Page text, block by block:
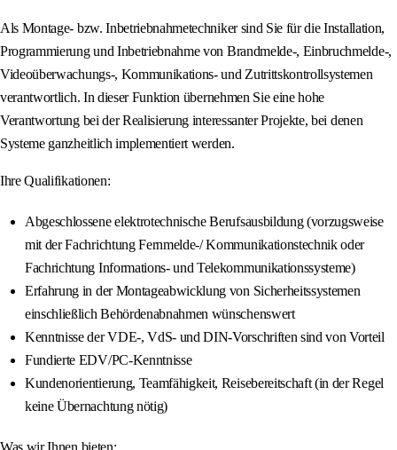
Als Montage- bzw. Inbetriebnahmetechniker sind Sie für die Installation,
Programmierung und Inbetriebnahme von Brandmelde-, Einbruchmelde-,
Videoüberwachungs-, Kommunikations- und Zutrittskontrollsystemen
verantwortlich. In dieser Funktion übernehmen Sie eine hohe
Verantwortung bei der Realisierung interessanter Projekte, bei denen
Systeme ganzheitlich implementiert werden.
Ihre Qualifikationen:
Abgeschlossene elektrotechnische Berufsausbildung (vorzugsweise
mit der Fachrichtung Fernmelde-/ Kommunikationstechnik oder
Fachrichtung Informations- und Telekommunikationssysteme)
Erfahrung in der Montageabwicklung von Sicherheitssystemen
einschließlich Behördenabnahmen wünschenswert
Kenntnisse der VDE-, VdS- und DIN-Vorschriften sind von Vorteil
Fundierte EDV/PC-Kenntnisse
Kundenorientierung, Teamfähigkeit, Reisebereitschaft (in der Regel
keine Übernachtung nötig)